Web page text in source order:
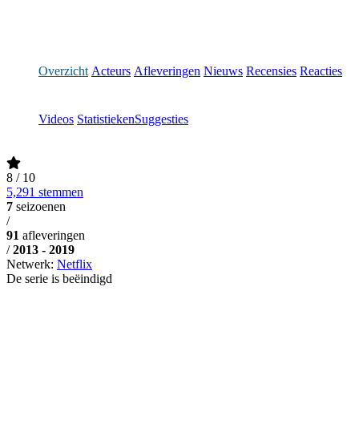
Overzicht Acteurs Afleveringen Nieuws Recensies Reacties
Videos StatistiekenSuggesties
8 / 10
5,291 stemmen
7 seizoenen
/
91 afleveringen
/ 2013 - 2019
Netwerk: Netflix
De serie is beëindigd